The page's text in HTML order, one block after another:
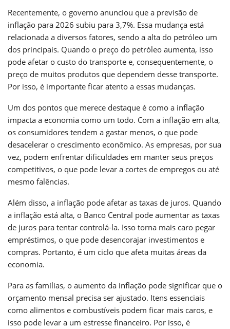
Recentemente, o governo anunciou que a previsão de
inflação para 2026 subiu para 3,7%. Essa mudança está
relacionada a diversos fatores, sendo a alta do petróleo um
dos principais. Quando o preço do petróleo aumenta, isso
pode afetar o custo do transporte e, consequentemente, o
preço de muitos produtos que dependem desse transporte.
Por isso, é importante ficar atento a essas mudanças.
Um dos pontos que merece destaque é como a inflação
impacta a economia como um todo. Com a inflação em alta,
os consumidores tendem a gastar menos, o que pode
desacelerar o crescimento econômico. As empresas, por sua
vez, podem enfrentar dificuldades em manter seus preços
competitivos, o que pode levar a cortes de empregos ou até
mesmo falências.
Além disso, a inflação pode afetar as taxas de juros. Quando
a inflação está alta, o Banco Central pode aumentar as taxas
de juros para tentar controlá-la. Isso torna mais caro pegar
empréstimos, o que pode desencorajar investimentos e
compras. Portanto, é um ciclo que afeta muitas áreas da
economia.
Para as famílias, o aumento da inflação pode significar que o
orçamento mensal precisa ser ajustado. Itens essenciais
como alimentos e combustíveis podem ficar mais caros, e
isso pode levar a um estresse financeiro. Por isso, é